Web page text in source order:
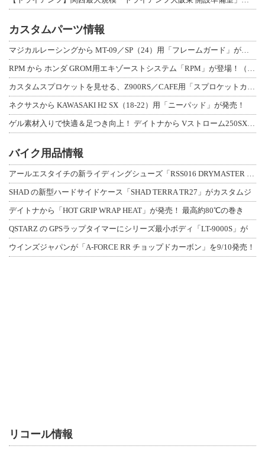
カスタムパーツ情報
ネクサスから KAWASAKI H2 SX（18-22）用「ニーパッド」が発売！
バイク用品情報
SHAD の新型ハードサイドケース「SHAD TERRA TR27」がカスタムジ
デイトナから「HOT GRIP WRAP HEAT」が発売！ 最高約80℃の巻き
QSTARZ の GPSラップタイマーにシリーズ最小ボディ「LT-9000S」が
ウインズジャパンが「A-FORCE RR チョップドカーボン」を9/10発売！
リコール情報